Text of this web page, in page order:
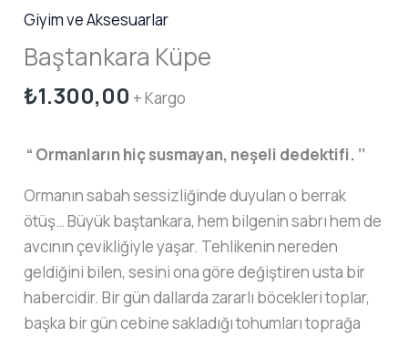
Giyim ve Aksesuarlar
Baştankara Küpe
₺1.300,00 + Kargo
“ Ormanların hiç susmayan, neşeli dedektifi. ’’
Ormanın sabah sessizliğinde duyulan o berrak
ötüş… Büyük baştankara, hem bilgenin sabrı hem de
avcının çevikliğiyle yaşar. Tehlikenin nereden
geldiğini bilen, sesini ona göre değiştiren usta bir
habercidir. Bir gün dallarda zararlı böcekleri toplar,
başka bir gün cebine sakladığı tohumları toprağa